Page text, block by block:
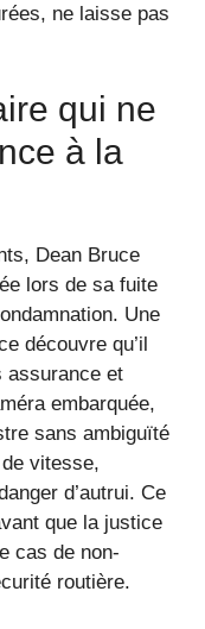
ne laisse pas
qui ne
à la
Dean Bruce
lors de sa fuite
Une
découvre qu’il
assurance et
embarquée,
sans ambiguïté
vitesse,
d’autrui. Ce
que la justice
cas de non-
routière.